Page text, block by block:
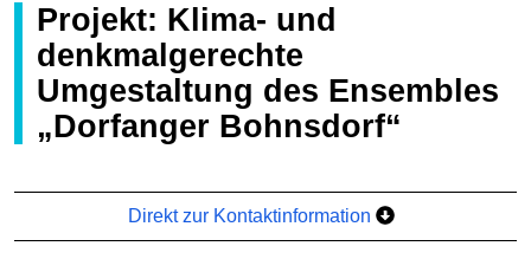
Projekt: Klima- und
denkmalgerechte
Umgestaltung des Ensembles
„Dorfanger Bohnsdorf“
Direkt zur Kontaktinformation